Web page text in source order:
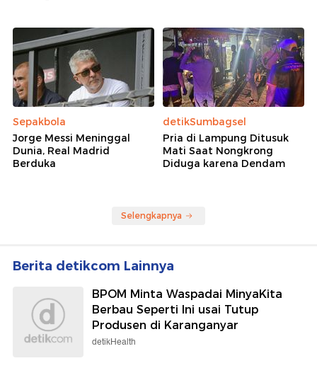
Sepakbola
Jorge Messi Meninggal
Dunia, Real Madrid
Berduka
detikSumbagsel
Pria di Lampung Ditusuk
Mati Saat Nongkrong
Diduga karena Dendam
Selengkapnya
Berita detikcom Lainnya
BPOM Minta Waspadai MinyaKita
Berbau Seperti Ini usai Tutup
Produsen di Karanganyar
detikHealth